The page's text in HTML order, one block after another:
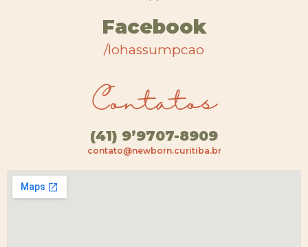
Facebook
/lohassumpcao
Contatos
(41) 9’9707-8909
contato@newborn.curitiba.br